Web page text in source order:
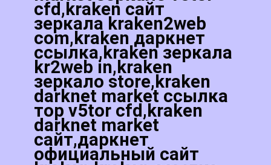
cfd,kraken сайт
зеркала kraken2web
com,kraken даркнет
ссылка,kraken зеркала
kr2web in,kraken
зеркало store,kraken
darknet market ссылка
тор v5tor cfd,kraken
darknet market
сайт,даркнет
официальный сайт